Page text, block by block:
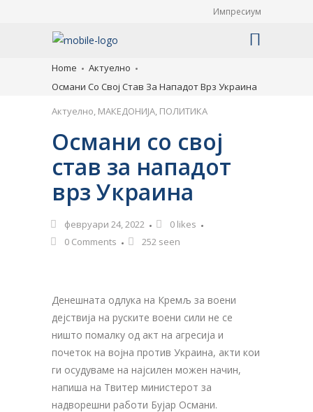
Импресиум
Home
Актуелно
Османи Со Свој Став За Нападот Врз Украина
Актуелно, МАКЕДОНИЈА, ПОЛИТИКА
Османи со свој
став за нападот
врз Украина
февруари 24, 2022 0 likes
0 Comments
252 seen
Денешната одлука на Кремљ за воени
дејствија на руските воени сили не се
ништо помалку од акт на агресија и
почеток на војна против Украина, акти кои
ги осудуваме на најсилен можен начин,
напиша на Твитер министерот за
надворешни работи Бујар Османи.